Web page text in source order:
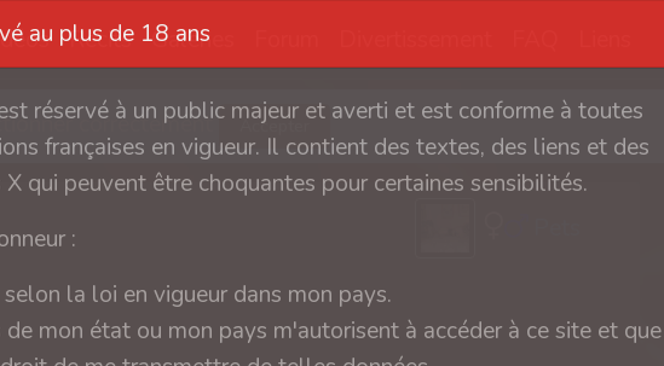
Récits Galeries
correctement Accepter
au plus de 18 ans
réservé à un public majeur et averti et est conforme à toutes
françaises en vigueur. Il contient des textes, des liens et des
qui peuvent être choquantes pour certaines sensibilités.
:
la loi en vigueur dans mon pays.
mon état ou mon pays m'autorisent à accéder à ce site et que